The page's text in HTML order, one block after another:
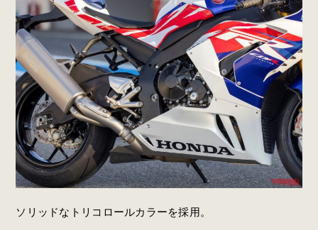
ソリッドなトリコロールカラーを採用。